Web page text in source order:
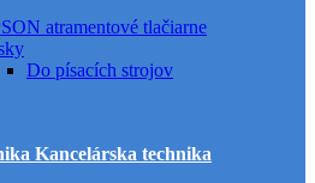
atramentové tlačiarne
Do písacích strojov
Kancelárska technika